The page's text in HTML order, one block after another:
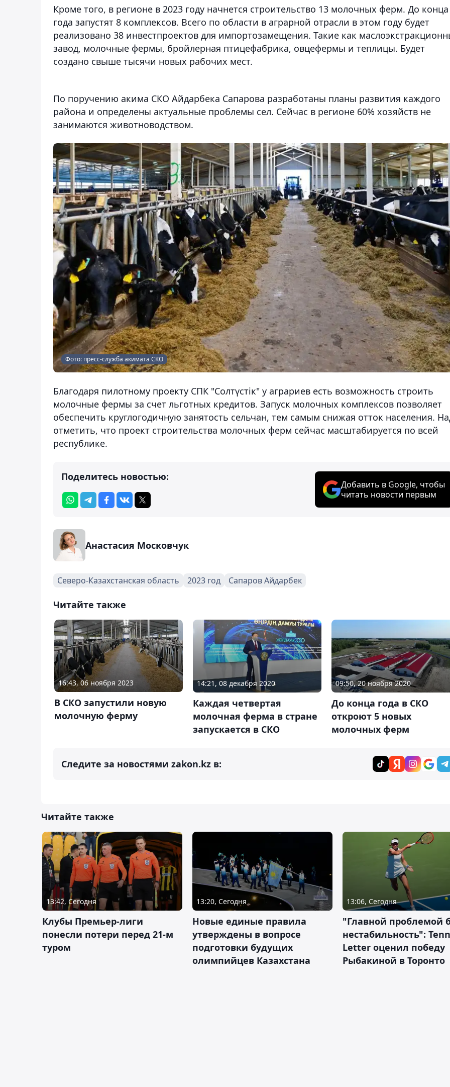
Кроме того, в регионе в 2023 году начнется строительство 13 молочных ферм. До конца
года запустят 8 комплексов. Всего по области в аграрной отрасли в этом году будет
реализовано 38 инвестпроектов для импортозамещения. Такие как
завод, молочные фермы, бройлерная птицефабрика, овцефермы и теплицы. Будет
создано свыше тысячи новых рабочих мест.
По поручению акима СКО Айдарбека Сапарова разработаны планы развития каждого
района и определены актуальные проблемы сел. Сейчас в регионе 60% хозяйств не
занимаются животноводством.
Фото: пресс-служба акимата СКО
Благодаря пилотному проекту СПК "Солтүстік" у аграриев есть возможность строить
молочные фермы за счет льготных кредитов. Запуск молочных комплексов позволяет
обеспечить круглогодичную занятость сельчан, тем самым снижая отток населения.
отметить, что проект строительства молочных ферм сейчас масштабируется по всей
республике.
Поделитесь новостью:
Добавить в Google, чтобы
читать новости первым
Анастасия Московчук
Северо-Казахстанская область 2023 год Сапаров Айдарбек
Читайте также
16:43, 06 ноября 2023
В СКО запустили новую
молочную ферму
14:21, 08 декабря 2020
Каждая четвертая
молочная ферма в стране
запускается в СКО
09:50, 20 ноября 2020
До конца года в СКО
откроют 5 новых
молочных ферм
Следите за новостями zakon.kz в:
Читайте также
13:42, Сегодня
Клубы Премьер-лиги
понесли потери перед 21-м
туром
13:20, Сегодня
Новые единые правила
утверждены в вопросе
подготовки будущих
олимпийцев Казахстана
13:06, Сегодня
"Главной проблемой
нестабильность":
Letter оценил победу
Рыбакиной в Торонто